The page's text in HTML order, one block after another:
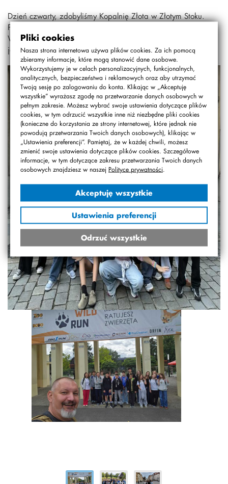
Pliki cookies
Nasza strona internetowa używa plików cookies. Za ich pomocą
zbieramy informacje, które mogą stanowić dane osobowe.
Wykorzystujemy je w celach personalizacyjnych, funkcjonalnych,
analitycznych, bezpieczeństwa i reklamowych oraz aby utrzymać
Twoją sesję po zalogowaniu do konta. Klikając w „Akceptuję
wszystkie” wyrażasz zgodę na przetwarzanie danych osobowych w
pełnym zakresie. Możesz wybrać swoje ustawienia dotyczące plików
cookies, w tym odrzucić wszystkie inne niż niezbędne pliki cookies
(konieczne do korzystania ze strony internetowej, które jednak nie
powodują przetwarzania Twoich danych osobowych), klikając w
„Ustawienia preferencji”. Pamiętaj, że w każdej chwili, możesz
zmienić swoje ustawienia dotyczące plików cookies. Szczegółowe
informacje, w tym dotyczące zakresu przetwarzania Twoich danych
osobowych znajdziesz w naszej Polityce prywatności
Akceptuję wszystkie
Ustawienia preferencji
Odrzuć wszystkie
Dzień czwarty, zdobyliśmy Kopalnię Złota w Złotym Stoku.
Po tak intensywnie spędzonym czasie, wróciliśmy do
Warszawy. Przeżyliśmy wspólnie piękne chwile, będziemy
je wspominać miłe.